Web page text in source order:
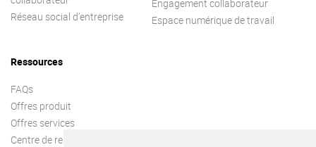
Réseau social d’entreprise
Engagement collaborateur
Espace numérique de travail
Ressources
FAQs
Offres produit
Offres services
Centre de ressources